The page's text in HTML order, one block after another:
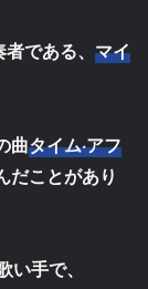
である、 マイ
曲タイム·アフ
だことがあり
手で、